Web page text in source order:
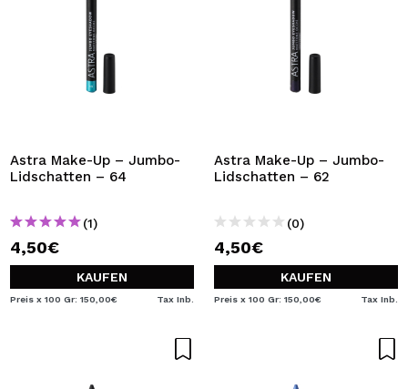
Astra Make-Up – Jumbo-
Lidschatten – 64
(1)
4,50€
KAUFEN
Preis x 100 Gr: 150,00€ Tax Inb.
Astra Make-Up – Jumbo-
Lidschatten – 62
(0)
4,50€
KAUFEN
Preis x 100 Gr: 150,00€ Tax Inb.